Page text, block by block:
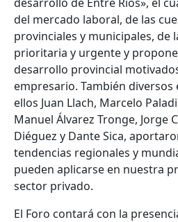
del mercado laboral, de las
provinciales y municipales, de
prioritaria y urgente y
desarrollo provincial
empresario. También diversos
ellos Juan Llach, Marcelo
Manuel Álvarez Tronge, Jorge
Diéguez y Dante Sica,
tendencias regionales y
pueden aplicarse en nuestra
sector privado.
El Foro contará con la